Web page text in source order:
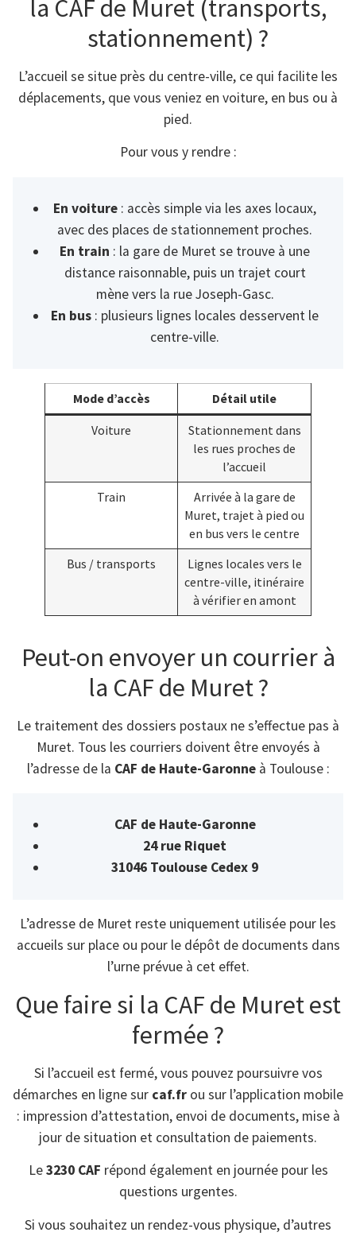
la CAF de Muret (transports,
stationnement) ?
L’accueil se situe près du centre-ville, ce qui facilite les
déplacements, que vous veniez en voiture, en bus ou à
pied.
Pour vous y rendre :
En voiture : accès simple via les axes locaux,
avec des places de stationnement proches.
En train : la gare de Muret se trouve à une
distance raisonnable, puis un trajet court
mène vers la rue Joseph-Gasc.
En bus : plusieurs lignes locales desservent le
centre-ville.
Mode d’accès
Détail utile
Voiture
Stationnement dans
les rues proches de
l’accueil
Train
Arrivée à la gare de
Muret, trajet à pied ou
en bus vers le centre
Bus / transports
Lignes locales vers le
centre-ville, itinéraire
à vérifier en amont
Peut-on envoyer un courrier à
la CAF de Muret ?
Le traitement des dossiers postaux ne s’effectue pas à
Muret. Tous les courriers doivent être envoyés à
l’adresse de la CAF de Haute-Garonneà Toulouse :
CAF de Haute-Garonne
24 rue Riquet
31046 Toulouse Cedex 9
L’adresse de Muret reste uniquement utilisée pour les
accueils sur place ou pour le dépôt de documents dans
l’urne prévue à cet effet.
Que faire si la CAF de Muret est
fermée ?
Si l’accueil est fermé, vous pouvez poursuivre vos
démarches en ligne sur caf.fr ou sur l’application mobile
: impression d’attestation, envoi de documents, mise à
jour de situation et consultation de paiements.
Le3230 CAF répond également en journée pour les
questions urgentes.
Si vous souhaitez un rendez-vous physique, d’autres